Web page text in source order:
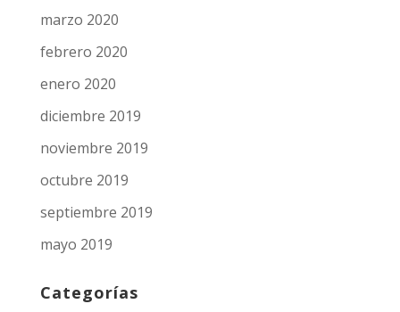
marzo 2020
febrero 2020
enero 2020
diciembre 2019
noviembre 2019
octubre 2019
septiembre 2019
mayo 2019
Categorías